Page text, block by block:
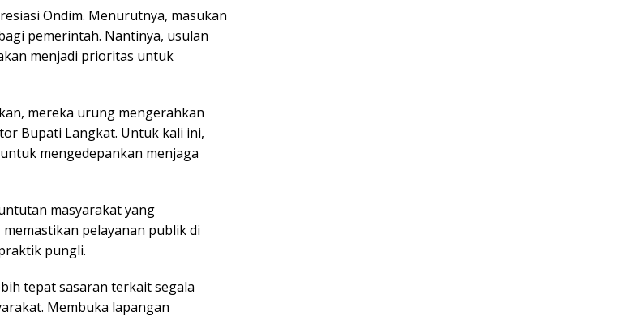
Ondim. Menurutnya, masukan
pemerintah. Nantinya, usulan
menjadi prioritas untuk
mereka urung mengerahkan
Bupati Langkat. Untuk kali ini,
mengedepankan menjaga
masyarakat yang
pelayanan publik di
pungli.
tepat sasaran terkait segala
Membuka lapangan